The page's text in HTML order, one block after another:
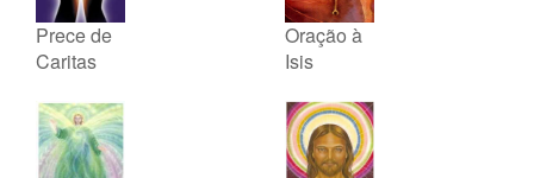
Prece de
Caritas
Oração à
Isis